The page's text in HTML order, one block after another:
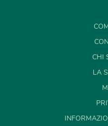
CHI
LA